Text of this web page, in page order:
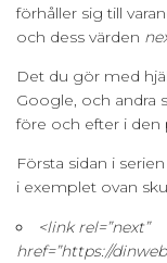
förhåller sig till
och dess värden
Det du gör med
Google, och andra
före och efter i den
Första sidan i
i exemplet ovan
<link rel=”next”
href=”https://